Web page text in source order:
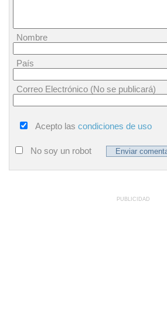
Nombre
País
Correo Electrónico (No se publicará)
Acepto las condiciones de uso
No soy un robot
PUBLICIDAD